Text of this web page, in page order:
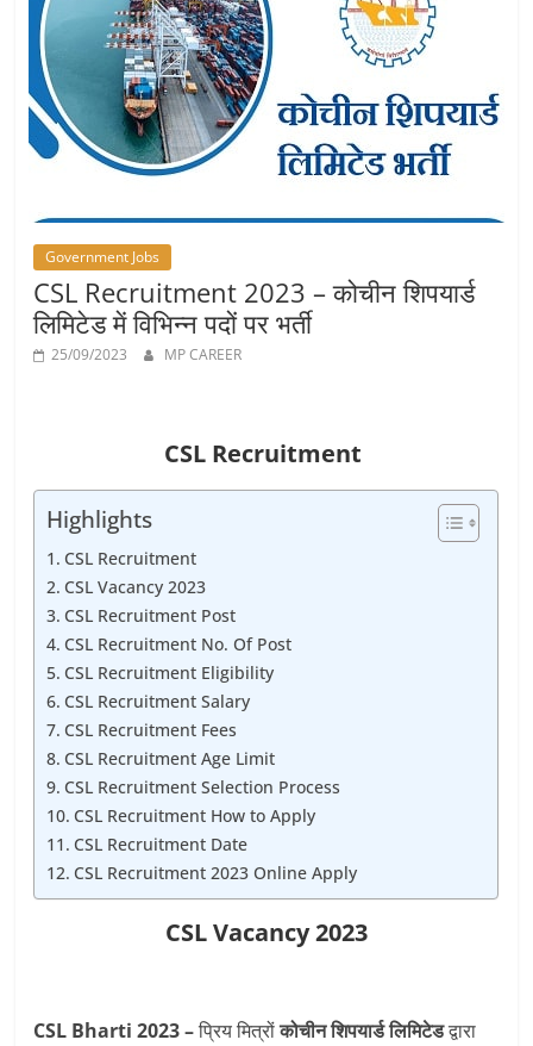
Job
Vacancy
Government Jobs
CSL Recruitment 2023 – कोचीन शिपयार्ड
लिमिटेड में विभिन्‍न पदों पर भर्ती
25/09/2023 MP CAREER
CSL Recruitment
Highlights
CSL Recruitment
CSL Vacancy 2023
CSL Recruitment Post
CSL Recruitment No. Of Post
CSL Recruitment Eligibility
CSL Recruitment Salary
CSL Recruitment Fees
CSL Recruitment Age Limit
CSL Recruitment Selection Process
CSL Recruitment How to Apply
CSL Recruitment Date
CSL Recruitment 2023 Online Apply
CSL Vacancy 2023
CSL Bharti 2023 –प्रिय मित्रोंकोचीन शिपयार्ड लिमिटेडद्वारा